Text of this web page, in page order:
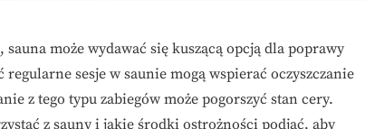
może wydawać się kuszącą opcją dla poprawy
sesje w saunie mogą wspierać oczyszczanie
z tego typu zabiegów może pogorszyć stan cery.
z sauny i jakie środki ostrożności podjąć, aby